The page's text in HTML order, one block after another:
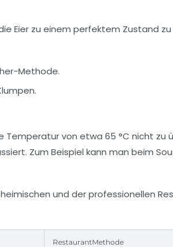
Eier zu einem perfektem Zustand zu
Methode.
von etwa 65 °C nicht zu
Zum Beispiel kann man beim
und der professionellen
RestaurantMethode